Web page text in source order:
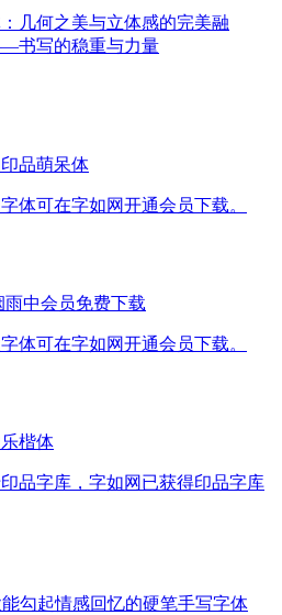
几何之美与立体感的完美融
书写的稳重与力量
品萌呆体
体可在字如网开通会员下载。
中会员免费下载
体可在字如网开通会员下载。
楷体
品字库，字如网已获得印品字库
能勾起情感回忆的硬笔手写字体